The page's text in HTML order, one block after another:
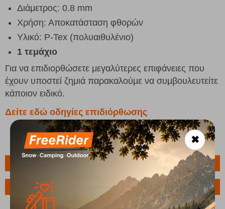
Διάμετρος: 0.8 mm
Χρήση: Αποκατάσταση φθορών
Υλικό: P-Tex (πολυαιθυλένιο)
1 τεμάχιο
Για να επιδιορθώσετε μεγαλύτερες επιφάνειες που
έχουν υποστεί ζημιά παρακαλούμε να συμβουλευτείτε
κάποιον ειδικό.
Δείτε εδώ οδηγίες επιδιόρθωσης
Ερώτηση για το προϊόν
✖